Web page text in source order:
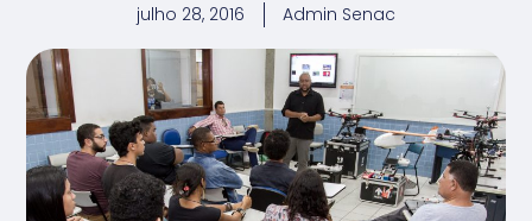
julho 28, 2016 Admin Senac